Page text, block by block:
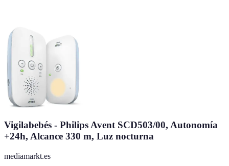
Vigilabebés - Philips Avent SCD503/00, Autonomía
+24h, Alcance 330 m, Luz nocturna
mediamarkt.es